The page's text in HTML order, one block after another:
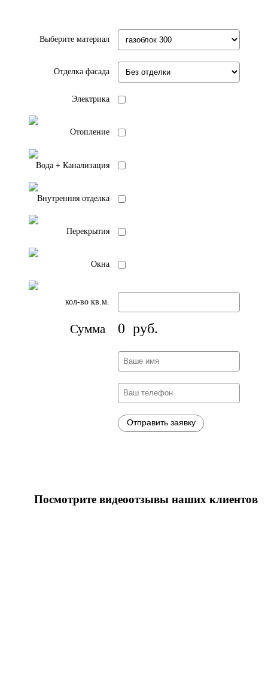
Выберите материал
Отделка фасада
Электрика
Отопление
Вода + Канализация
Внутренняя отделка
Перекрытия
Окна
кол-во кв.м.
Сумма 0 руб.
Посмотрите видеоотзывы наших клиентов